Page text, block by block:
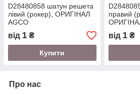
D28480858 шатун решета
лівий (рокер), ОРИГІНАЛ
AGCO
від 1 ₴
Купити
правий
від 1₴
Про нас